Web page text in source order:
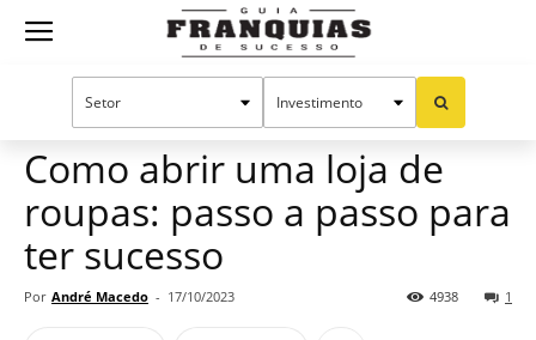
Guia
Empreendedorismo
Como abrir uma loja de
roupas: passo a passo para
ter sucesso
Por André Macedo - 17/10/2023 1
4938